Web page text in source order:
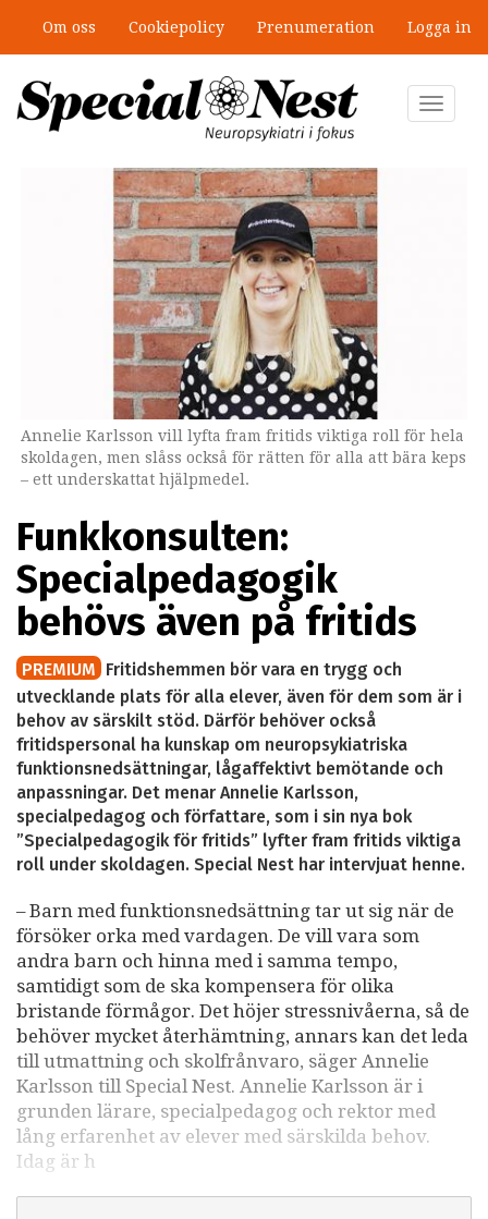
huvudinnehåll
Om oss Cookiepolicy Prenumeration Logga in
Toggle
Annelie Karlsson vill lyfta fram fritids viktiga roll för hela
skoldagen, men slåss också för rätten för alla att bära keps
– ett underskattat hjälpmedel.
Funkkonsulten:
Specialpedagogik
behövs även på fritids
PREMIUM Fritidshemmen bör vara en trygg och
utvecklande plats för alla elever, även för dem som är i
behov av särskilt stöd. Därför behöver också
fritidspersonal ha kunskap om neuropsykiatriska
funktionsnedsättningar, lågaffektivt bemötande och
anpassningar. Det menar Annelie Karlsson,
specialpedagog och författare, som i sin nya bok
”Specialpedagogik för fritids” lyfter fram fritids viktiga
roll under skoldagen. Special Nest har intervjuat henne.
– Barn med funktionsnedsättning tar ut sig när de
försöker orka med vardagen. De vill vara som
andra barn och hinna med i samma tempo,
samtidigt som de ska kompensera för olika
bristande förmågor. Det höjer stressnivåerna, så de
behöver mycket återhämtning, annars kan det leda
till utmattning och skolfrånvaro, säger Annelie
Karlsson till Special Nest. Annelie Karlsson är i
grunden lärare, specialpedagog och rektor med
lång erfarenhet av elever med särskilda behov.
Idag är h
Mobbning vid autism och adhd: 4